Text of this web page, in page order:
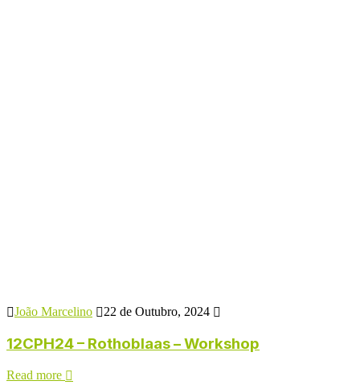
João Marcelino 22 de Outubro, 2024
12CPH24 – Rothoblaas – Workshop
Read more